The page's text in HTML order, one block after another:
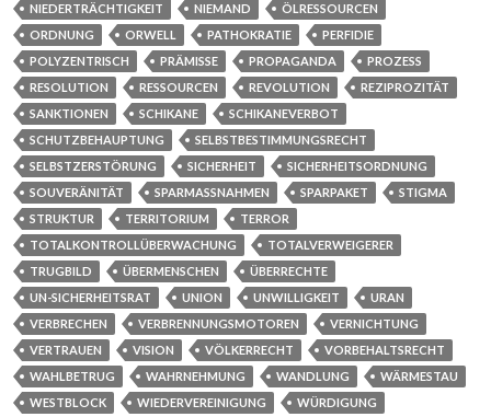
NIEDERTRÄCHTIGKEIT
NIEMAND
ÖLRESSOURCEN
ORDNUNG
ORWELL PATHOKRATIE
PERFIDIE
POLYZENTRISCH
PRÄMISSE PROPAGANDA
PROZESS
RESOLUTION
RESSOURCEN REVOLUTION
REZIPROZITÄT
SANKTIONEN
SCHIKANE
SCHIKANEVERBOT
SCHUTZBEHAUPTUNG
SELBSTBESTIMMUNGSRECHT
SELBSTZERSTÖRUNG
SICHERHEIT
SICHERHEITSORDNUNG
SOUVERÄNITÄT
SPARMASSNAHMEN SPARPAKET
STIGMA
STRUKTUR
TERRITORIUM
TERROR
TOTALKONTROLLÜBERWACHUNG
TOTALVERWEIGERER
TRUGBILD
ÜBERMENSCHEN
ÜBERRECHTE
UN-SICHERHEITSRAT
UNION UNWILLIGKEIT
URAN
VERBRECHEN
VERBRENNUNGSMOTOREN
VERNICHTUNG
VERTRAUEN
VISION VÖLKERRECHT
VORBEHALTSRECHT
WAHLBETRUG
WAHRNEHMUNG WANDLUNG
WÄRMESTAU
WESTBLOCK
WIEDERVEREINIGUNG
WÜRDIGUNG